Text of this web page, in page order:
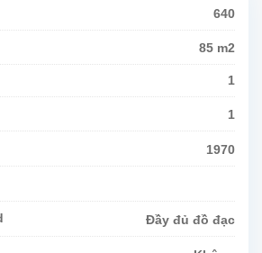
640
85 m2
1
1
1970
Đầy đủ đồ đạc